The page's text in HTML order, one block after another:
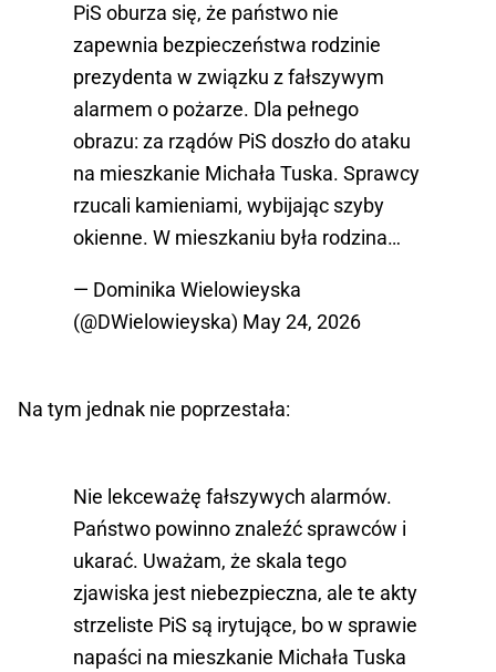
PiS oburza się, że państwo nie
zapewnia bezpieczeństwa rodzinie
prezydenta w związku z fałszywym
alarmem o pożarze. Dla pełnego
obrazu: za rządów PiS doszło do ataku
na mieszkanie Michała Tuska. Sprawcy
rzucali kamieniami, wybijając szyby
okienne. W mieszkaniu była rodzina…
— Dominika Wielowieyska
(@DWielowieyska) May 24, 2026
Na tym jednak nie poprzestała:
Nie lekceważę fałszywych alarmów.
Państwo powinno znaleźć sprawców i
ukarać. Uważam, że skala tego
zjawiska jest niebezpieczna, ale te akty
strzeliste PiS są irytujące, bo w sprawie
napaści na mieszkanie Michała Tuska